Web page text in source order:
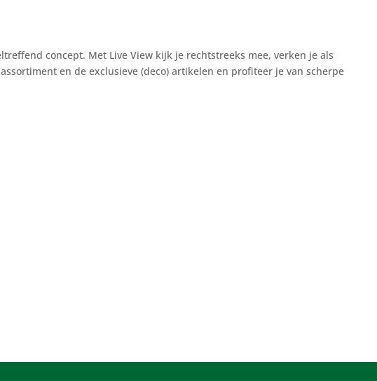
concept. Met Live View kijk je rechtstreeks mee, verken je als
en de exclusieve (deco) artikelen en profiteer je van scherpe